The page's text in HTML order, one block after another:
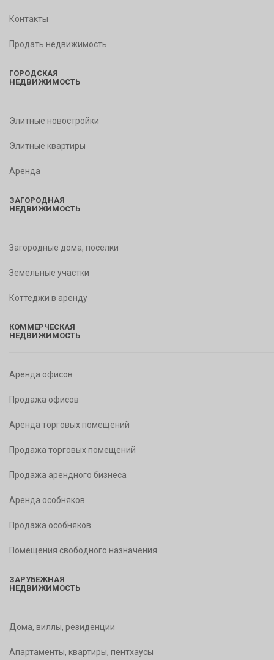
Контакты
Продать недвижимость
ГОРОДСКАЯ
НЕДВИЖИМОСТЬ
Элитные новостройки
Элитные квартиры
Аренда
ЗАГОРОДНАЯ
НЕДВИЖИМОСТЬ
Загородные дома, поселки
Земельные участки
Коттеджи в аренду
КОММЕРЧЕСКАЯ
НЕДВИЖИМОСТЬ
Аренда офисов
Продажа офисов
Аренда торговых помещений
Продажа торговых помещений
Продажа арендного бизнеса
Аренда особняков
Продажа особняков
Помещения свободного назначения
ЗАРУБЕЖНАЯ
НЕДВИЖИМОСТЬ
Дома, виллы, резиденции
Апартаменты, квартиры, пентхаусы